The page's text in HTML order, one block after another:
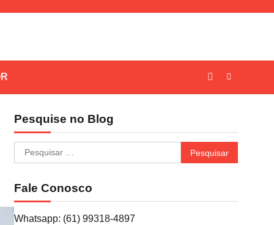
Pesquise no Blog
Pesquisar
por:
Fale Conosco
Whatsapp: (61) 99318-4897